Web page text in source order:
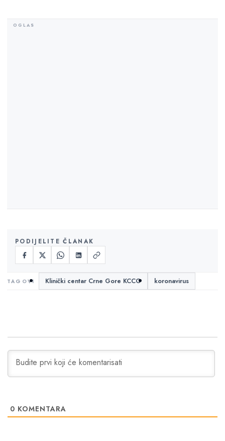
PODIJELITE ČLANAK
Klinički centar Crne Gore KCCG koronavirus
0 KOMENTARA